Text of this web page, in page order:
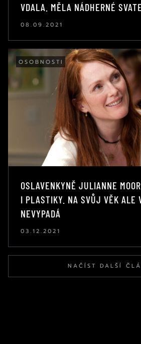
VDALA. MĚLA NÁDHERNÉ
08.09.2021
OSOBNOSTI
OSLAVENKYNĚ JULIANNE
I PLASTIKY. NA SVŮJ VĚK ALE
NEVYPADÁ
03.12.2021
NAČÍST DALŠÍ